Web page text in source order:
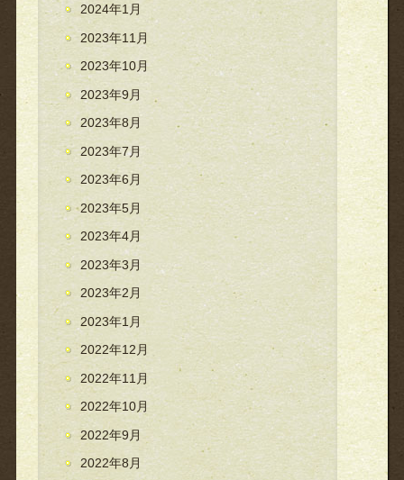
2024年1月
2023年11月
2023年10月
2023年9月
2023年8月
2023年7月
2023年6月
2023年5月
2023年4月
2023年3月
2023年2月
2023年1月
2022年12月
2022年11月
2022年10月
2022年9月
2022年8月